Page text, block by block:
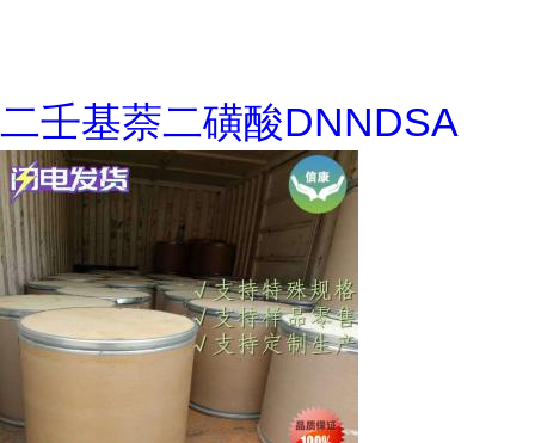
二壬基萘二磺酸DNNDSA